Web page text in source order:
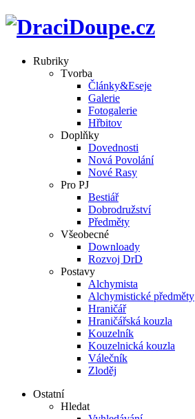
Rubriky
Tvorba
Články&Eseje
Galerie
Fotogalerie
Hřbitov
Doplňky
Dovednosti
Nová Povolání
Nové Rasy
Pro PJ
Bestiář
Dobrodružství
Předměty
Všeobecné
Downloady
Rozvoj DrD
Postavy
Alchymista
Alchymistické předměty
Hraničář
Hraničářská kouzla
Kouzelník
Kouzelnická kouzla
Válečník
Zloděj
Ostatní
Hledat